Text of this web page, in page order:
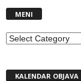
MENI
MENI
KALENDAR OBJAVA